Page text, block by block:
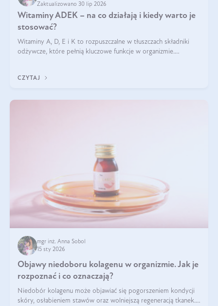
Zaktualizowano 30 lip 2026
Witaminy ADEK – na co działają i kiedy warto je
stosować?
Witaminy A, D, E i K to rozpuszczalne w tłuszczach składniki
odżywcze, które pełnią kluczowe funkcje w organizmie.
CZYTAJ
mgr inż. Anna Sobol
15 sty 2026
Objawy niedoboru kolagenu w organizmie. Jak je
rozpoznać i co oznaczają?
Niedobór kolagenu może objawiać się pogorszeniem kondycji
skóry, osłabieniem stawów oraz wolniejszą regeneracją tkanek.